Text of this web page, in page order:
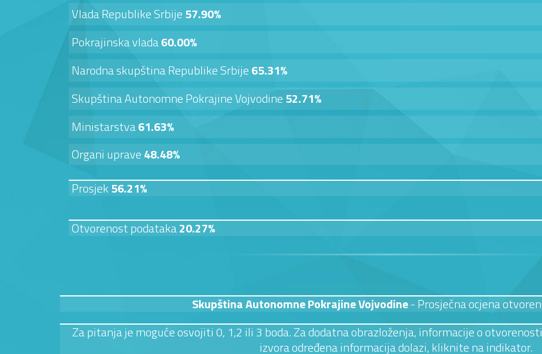
Vlada Republike Srbije57.90%
Pokrajinska vlada60.00%
Narodna skupština Republike Srbije65.31%
Skupština Autonomne Pokrajine Vojvodine52.71%
Ministarstva61.63%
Organi uprave48.48%
Prosjek56.21%
Otvorenost podataka20.27%
Skupština Autonomne Pokrajine Vojvodine- Prosječna ocjena
Za pitanja je moguće osvojiti 0, 1,2 ili 3 boda. Za dodatna obrazloženja, informacije o
izvora određena informacija dolazi, kliknite na indikator.